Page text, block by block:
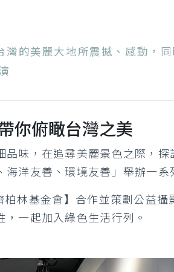
灣的美麗大地所震撼、感動，
你俯瞰台灣之美
品味，在追尋美麗景色之際，
海洋友善、環境友善」舉辦一
柏林基金會】合作並策劃公益
，一起加入綠色生活行列。